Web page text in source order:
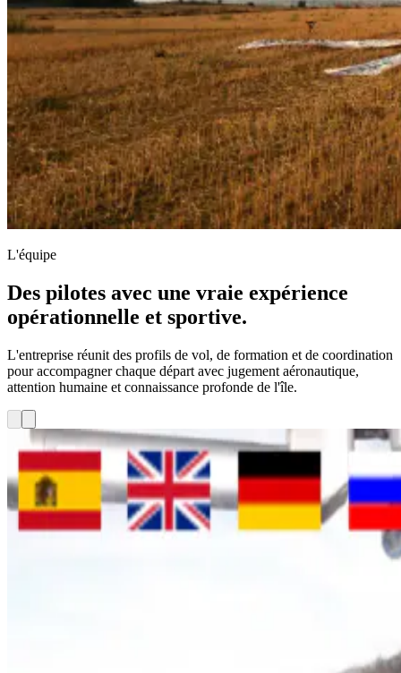
L'équipe
Des pilotes avec une vraie expérience
opérationnelle et sportive.
L'entreprise réunit des profils de vol, de formation et de coordination
pour accompagner chaque départ avec jugement aéronautique,
attention humaine et connaissance profonde de l'île.